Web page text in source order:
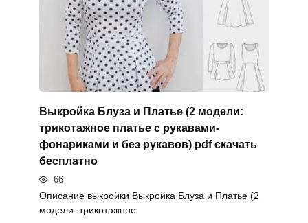
Выкройка Блуза и Платье (2 модели:
трикотажное платье с рукавами-
фонариками и без рукавов) pdf скачать
бесплатно
66
Описание выкройки Выкройка Блуза и Платье (2
модели: трикотажное